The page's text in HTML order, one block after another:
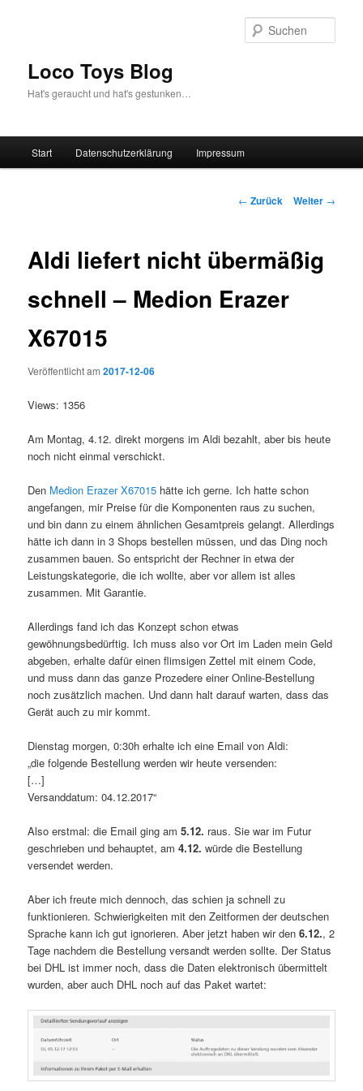
Loco Toys Blog
Hat's geraucht und hat's gestunken…
Start Datenschutzerklärung Impressum
Beitrags-
← Zurück Weiter →
Aldi liefert nicht übermäßig
schnell – Medion Erazer
X67015
Veröffentlicht am2017-12-06
Views: 1356
Am Montag, 4.12. direkt morgens im Aldi bezahlt, aber bis heute
noch nicht einmal verschickt.
Den Medion Erazer X67015 hätte ich gerne. Ich hatte schon
angefangen, mir Preise für die Komponenten raus zu suchen,
und bin dann zu einem ähnlichen Gesamtpreis gelangt. Allerdings
hätte ich dann in 3 Shops bestellen müssen, und das Ding noch
zusammen bauen. So entspricht der Rechner in etwa der
Leistungskategorie, die ich wollte, aber vor allem ist alles
zusammen. Mit Garantie.
Allerdings fand ich das Konzept schon etwas
gewöhnungsbedürftig. Ich muss also vor Ort im Laden mein Geld
abgeben, erhalte dafür einen flimsigen Zettel mit einem Code,
und muss dann das ganze Prozedere einer Online-Bestellung
noch zusätzlich machen. Und dann halt darauf warten, dass das
Gerät auch zu mir kommt.
Dienstag morgen, 0:30h erhalte ich eine Email von Aldi:
„die folgende Bestellung werden wir heute versenden:
[…]
Versanddatum: 04.12.2017“
Also erstmal: die Email ging am5.12. raus. Sie war im Futur
geschrieben und behauptet, am4.12. würde die Bestellung
versendet werden.
Aber ich freute mich dennoch, das schien ja schnell zu
funktionieren. Schwierigkeiten mit den Zeitformen der deutschen
Sprache kann ich gut ignorieren. Aber jetzt haben wir den6.12., 2
Tage nachdem die Bestellung versandt werden sollte. Der Status
bei DHL ist immer noch, dass die Daten elektronisch übermittelt
wurden, aber auch DHL noch auf das Paket wartet: